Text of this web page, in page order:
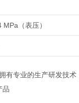
（表压）
有专业的生产研发技术
品